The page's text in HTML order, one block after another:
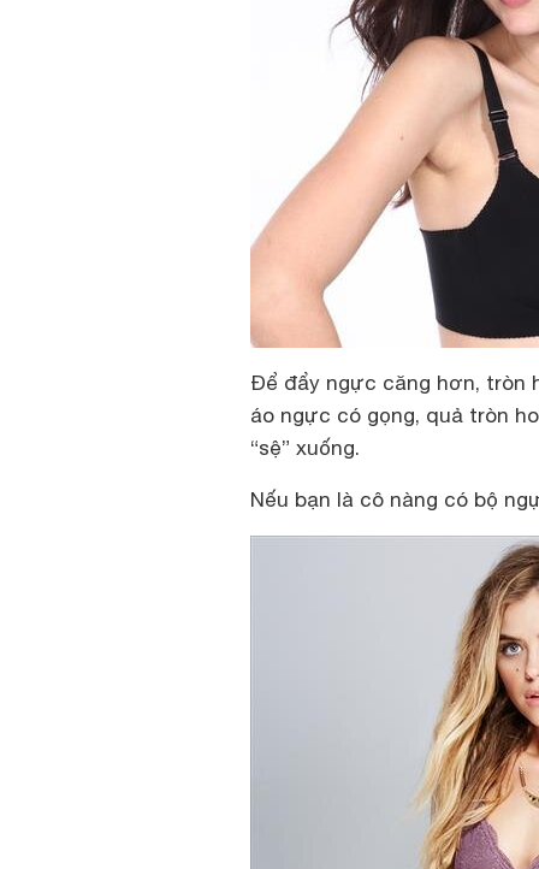
Để đẩy ngực căng hơn, tròn
áo ngực có gọng, quả tròn
“sệ” xuống.
Nếu bạn là cô nàng có bộ